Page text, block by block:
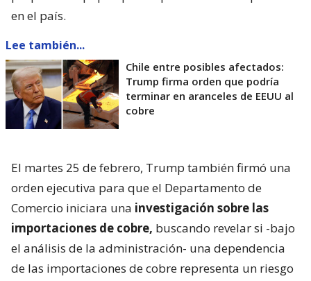
en el país.
Lee también...
Chile entre posibles afectados:
Trump firma orden que podría
terminar en aranceles de EEUU al
cobre
El martes 25 de febrero, Trump también firmó una
orden ejecutiva para que el Departamento de
Comercio iniciara una investigación sobre las
importaciones de cobre, buscando revelar si -bajo
el análisis de la administración- una dependencia
de las importaciones de cobre representa un riesgo